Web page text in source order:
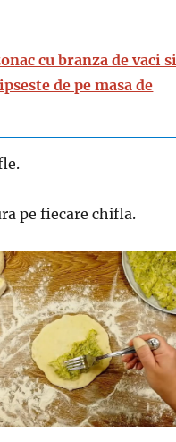
cu branza de vaci si
de pe masa de
pe fiecare chifla.